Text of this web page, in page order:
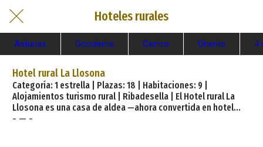
Hoteles rurales
Asturias Occidente Centro Oriente 4
Hotel rural La Llosona
Categoría: 1 estrella | Plazas: 18 | Habitaciones: 9 |
Alojamientos turismo rural | Ribadesella | El Hotel rural La
Llosona es una casa de aldea —ahora convertida en hotel
rural—, construida a partir de una antigua casería asturiana,
- — -